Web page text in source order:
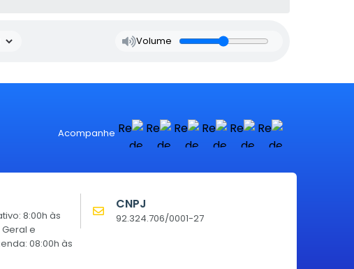
Volume
Acompanhe
8:00h às
Geral e
08:00h às
CNPJ
92.324.706/0001-27